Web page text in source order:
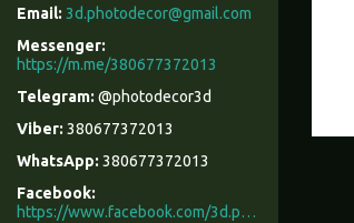
3d.photodecor@gmail.com
https://m.me/380677372013
@photodecor3d
380677372013
380677372013
Facebook
https://www.facebook.com/3d.photodecor/